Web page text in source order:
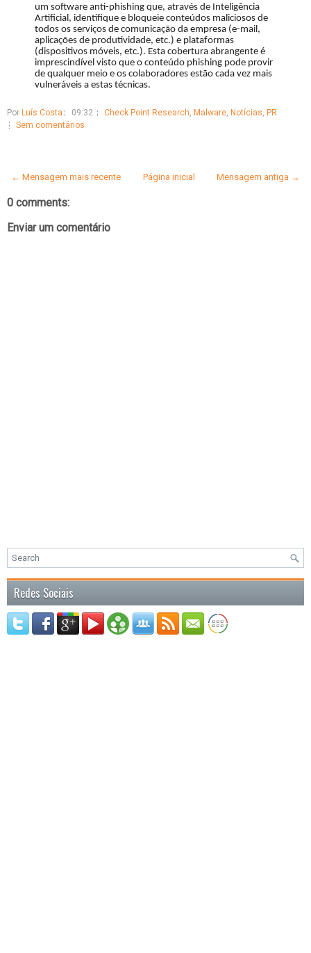
um software anti-phishing que, através de Inteligência
Artificial, identifique e bloqueie conteúdos maliciosos de
todos os serviços de comunicação da empresa (e-mail,
aplicações de produtividade, etc.) e plataformas
(dispositivos móveis, etc.). Esta cobertura abrangente é
imprescindível visto que o conteúdo phishing pode provir
de qualquer meio e os colaboradores estão cada vez mais
vulneráveis a estas técnicas.
Por Luís Costa 09:32 Check Point Research, Malware, Notícias, PR
Sem comentários
← Mensagem mais recente Mensagem antiga →
Página inicial
0 comments:
Enviar um comentário
Redes Sociais